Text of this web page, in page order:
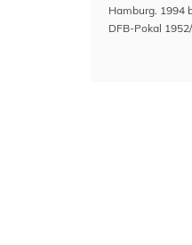
Hamburg. 1994
DFB-Pokal